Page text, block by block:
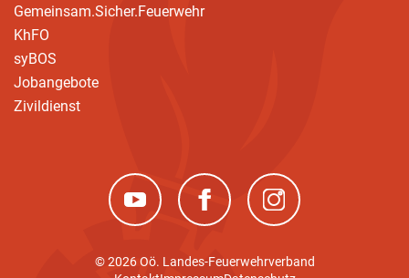
Gemeinsam.Sicher.Feuerwehr
KhFO
syBOS
Jobangebote
Zivildienst
(neues Fenster)(neues Fenster)(neues Fenster)
© 2026 Oö. Landes-Feuerwehrverband